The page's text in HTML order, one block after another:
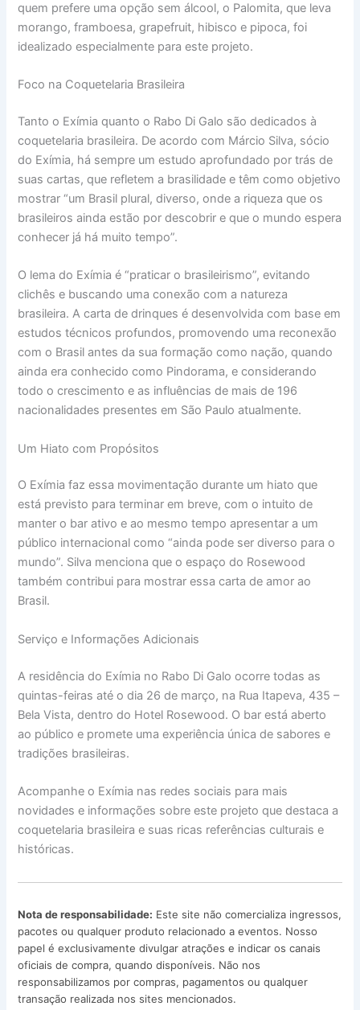
quem prefere uma opção sem álcool, o Palomita, que leva
morango, framboesa, grapefruit, hibisco e pipoca, foi
idealizado especialmente para este projeto.
Foco na Coquetelaria Brasileira
Tanto o Exímia quanto o Rabo Di Galo são dedicados à
coquetelaria brasileira. De acordo com Márcio Silva, sócio
do Exímia, há sempre um estudo aprofundado por trás de
suas cartas, que refletem a brasilidade e têm como objetivo
mostrar “um Brasil plural, diverso, onde a riqueza que os
brasileiros ainda estão por descobrir e que o mundo espera
conhecer já há muito tempo”.
O lema do Exímia é “praticar o brasileirismo”, evitando
clichês e buscando uma conexão com a natureza
brasileira. A carta de drinques é desenvolvida com base em
estudos técnicos profundos, promovendo uma reconexão
com o Brasil antes da sua formação como nação, quando
ainda era conhecido como Pindorama, e considerando
todo o crescimento e as influências de mais de 196
nacionalidades presentes em São Paulo atualmente.
Um Hiato com Propósitos
O Exímia faz essa movimentação durante um hiato que
está previsto para terminar em breve, com o intuito de
manter o bar ativo e ao mesmo tempo apresentar a um
público internacional como “ainda pode ser diverso para o
mundo”. Silva menciona que o espaço do Rosewood
também contribui para mostrar essa carta de amor ao
Brasil.
Serviço e Informações Adicionais
A residência do Exímia no Rabo Di Galo ocorre todas as
quintas-feiras até o dia 26 de março, na Rua Itapeva, 435 –
Bela Vista, dentro do Hotel Rosewood. O bar está aberto
ao público e promete uma experiência única de sabores e
tradições brasileiras.
Acompanhe o Exímia nas redes sociais para mais
novidades e informações sobre este projeto que destaca a
coquetelaria brasileira e suas ricas referências culturais e
históricas.
Nota de responsabilidade: Este site não comercializa ingressos,
pacotes ou qualquer produto relacionado a eventos. Nosso
papel é exclusivamente divulgar atrações e indicar os canais
oficiais de compra, quando disponíveis. Não nos
responsabilizamos por compras, pagamentos ou qualquer
transação realizada nos sites mencionados.